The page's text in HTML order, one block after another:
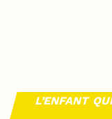
L’ENFANT